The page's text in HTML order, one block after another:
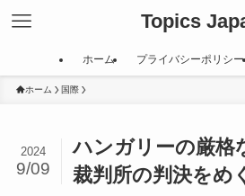
Topics
ホーム プライバシーポリシー
ホーム 国際
ハンガリーの厳格
裁判所の判決をめ
2024
9/09